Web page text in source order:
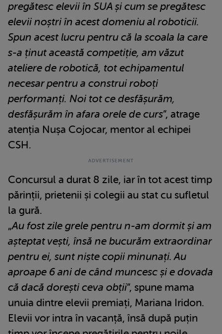
pregătesc elevii în SUA și cum se pregătesc
elevii noștri în acest domeniu al roboticii.
Spun acest lucru pentru că la scoala la care
s-a ținut această competiție, am văzut
ateliere de robotică, tot echipamentul
necesar pentru a construi roboți
performanți. Noi tot ce desfășurăm,
desfășurăm în afara orele de curs”, atrage
atenția Nușa Cojocar, mentor al echipei
CSH.
Concursul a durat 8 zile, iar în tot acest timp
părinții, prietenii și colegii au stat cu sufletul
la gură.
„Au fost zile grele pentru n-am dormit și am
așteptat vești, însă ne bucurăm extraordinar
pentru ei, sunt niște copii minunați. Au
aproape 6 ani de când muncesc și e dovada
că dacă dorești ceva obții”, spune mama
unuia dintre elevii premiați, Mariana Iridon.
Elevii vor intra în vacanță, însă după puțin